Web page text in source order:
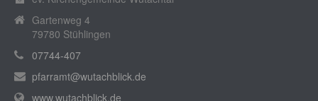
Gartenweg 4
79780 Stühlingen
07744-407
pfarramt@wutachblick.de
www.wutachblick.de